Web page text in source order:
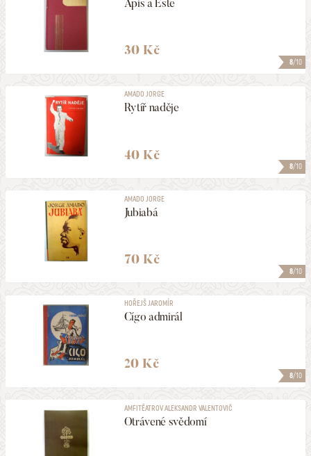
8/10
Apis a Este
30 Kč
8/10
AMADO JORGE
Rytíř naděje
40 Kč
8/10
AMADO JORGE
Jubiabá
70 Kč
8/10
HOŘEJŠ JAROMÍR
Cígo admirál
20 Kč
AMFITĚATROV ALEKSANDR VALENTOVIČ
Otrávené svědomí